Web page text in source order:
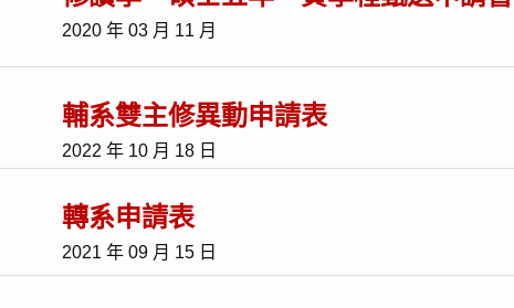
2020 年 03 月 11 月
輔系雙主修異動申請表
2022 年 10 月 18 日
轉系申請表
2021 年 09 月 15 日